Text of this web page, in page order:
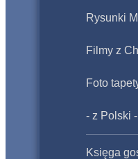
Rysunki
Filmy z
Foto
- z Polski -
Księga